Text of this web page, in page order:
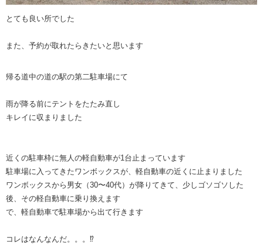
とても良い所でした
また、予約が取れたらきたいと思います
帰る道中の道の駅の第二駐車場にて
雨が降る前にテントをたたみ直し
キレイに収まりました
近くの駐車枠に無人の軽自動車が1台止まっています
駐車場に入ってきたワンボックスが、軽自動車の近くに止まりました
ワンボックスから男女（30〜40代）が降りてきて、少しゴソゴソした
後、その軽自動車に乗り換えます
で、軽自動車で駐車場から出て行きます
コレはなんなんだ。。。⁉️